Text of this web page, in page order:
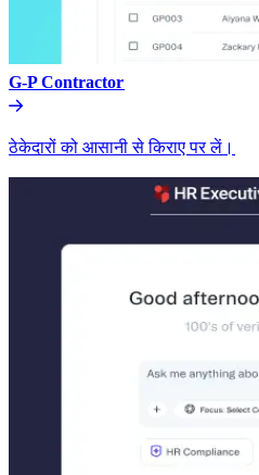
G-P Contractor​​
ठेकेदारों को आसानी से किराए पर लें।​​